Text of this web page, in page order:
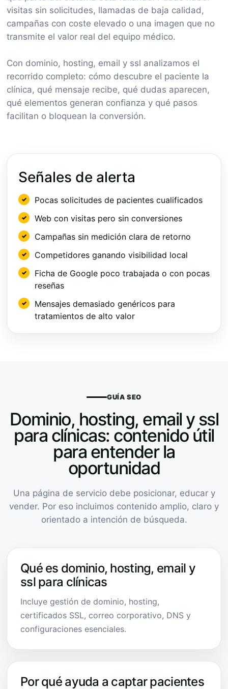
visitas sin solicitudes, llamadas de baja calidad,
campañas con coste elevado o una imagen que no
transmite el valor real del equipo médico.
Con dominio, hosting, email y ssl analizamos el
recorrido completo: cómo descubre el paciente la
clínica, qué mensaje recibe, qué dudas aparecen,
qué elementos generan confianza y qué pasos
facilitan o bloquean la conversión.
Señales de alerta
Pocas solicitudes de pacientes cualificados
Web con visitas pero sin conversiones
Campañas sin medición clara de retorno
Competidores ganando visibilidad local
Ficha de Google poco trabajada o con pocas
reseñas
Mensajes demasiado genéricos para
tratamientos de alto valor
GUÍA SEO
Dominio, hosting, email y ssl
para clínicas: contenido útil
para entender la
oportunidad
Una página de servicio debe posicionar, educar y
vender. Por eso incluimos contenido amplio, claro y
orientado a intención de búsqueda.
Qué es dominio, hosting, email y
ssl para clínicas
Incluye gestión de dominio, hosting,
certificados SSL, correo corporativo, DNS y
configuraciones esenciales.
Por qué ayuda a captar pacientes